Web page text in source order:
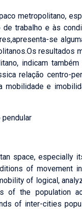
metropolitano,
trabalho e às
se
resultados
indicam
relação centro-
e
space, especially
of movement
of logical,
of the population
of inter-cities